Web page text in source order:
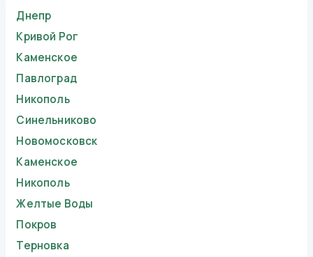
Днепр
Кривой Рог
Каменское
Павлоград
Никополь
Синельниково
Новомосковск
Каменское
Никополь
Желтые Воды
Покров
Терновка